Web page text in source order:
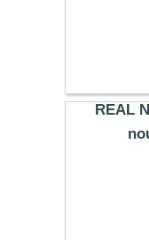
REAL